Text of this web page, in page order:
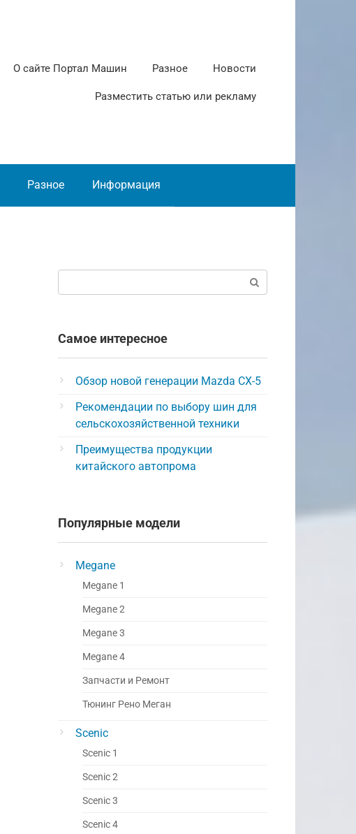
О сайте Портал Машин Разное Новости
Разместить статью или рекламу
Разное Информация
Самое интересное
Обзор новой генерации Mazda CX-5
Рекомендации по выбору шин для
сельскохозяйственной техники
Преимущества продукции
китайского автопрома
Популярные модели
Megane
Megane 1
Megane 2
Megane 3
Megane 4
Запчасти и Ремонт
Тюнинг Рено Меган
Scenic
Scenic 1
Scenic 2
Scenic 3
Scenic 4